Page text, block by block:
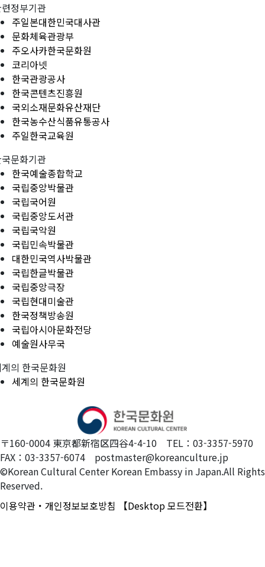
정부기관
주일본대한민국대사관
문화체육관광부
주오사카한국문화원
코리아넷
한국관광공사
한국콘텐츠진흥원
국외소재문화유산재단
한국농수산식품유통공사
주일한국교육원
문화기관
한국예술종합학교
국립중앙박물관
국립국어원
국립중앙도서관
국립국악원
국립민속박물관
대한민국역사박물관
국립한글박물관
국립중앙극장
국립현대미술관
한국정책방송원
국립아시아문화전당
예술원사무국
의 한국문화원
세계의 한국문화원
〒160-0004 東京都新宿区四谷4-4-10 TEL：03-3357-5970
FAX：03-3357-6074 postmaster@koreanculture.jp
©Korean Cultural Center Korean Embassy in Japan.All Rights
Reserved.
이용약관・개인정보보호방침
【Desktop 모드전환】